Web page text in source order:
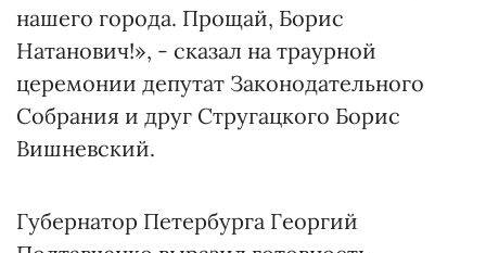
нашего города. Прощай, Борис
Натанович!», - сказал на траурной
церемонии депутат Законодательного
Собрания и друг Стругацкого Борис
Вишневский.
Губернатор Петербурга Георгий